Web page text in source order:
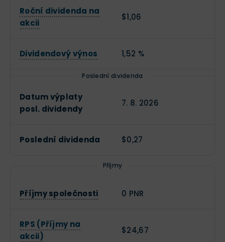
Roční dividenda na
akcii
$1,06
Dividendový výnos 1,52 %
Poslední dividenda
Datum výplaty
posl. dividendy
7. 8. 2026
Poslední dividenda $0,27
Příjmy
Příjmy společnosti 0 PNR
RPS (Příjmy na
akcii)
$24,67